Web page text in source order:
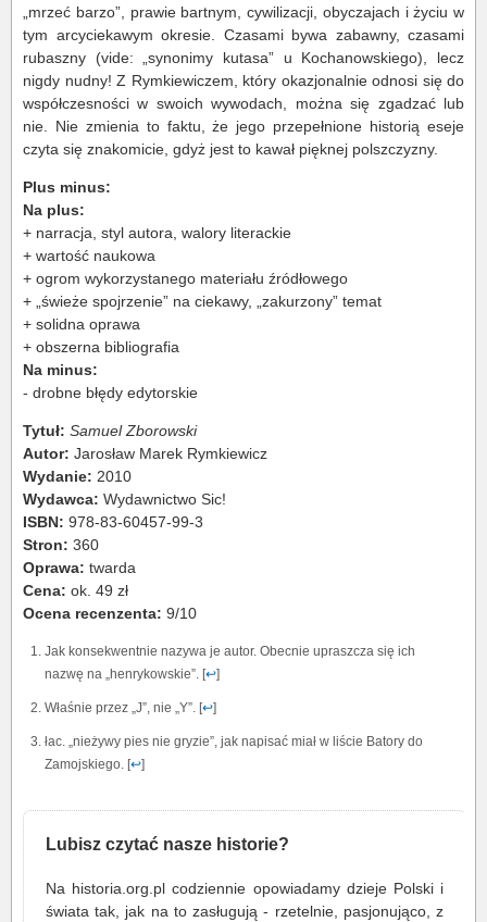
„mrzeć barzo”, prawie bartnym, cywilizacji, obyczajach i życiu w
tym arcyciekawym okresie. Czasami bywa zabawny, czasami
rubaszny (vide: „synonimy kutasa” u Kochanowskiego), lecz
nigdy nudny! Z Rymkiewiczem, który okazjonalnie odnosi się do
współczesności w swoich wywodach, można się zgadzać lub
nie. Nie zmienia to faktu, że jego przepełnione historią eseje
czyta się znakomicie, gdyż jest to kawał pięknej polszczyzny.
Plus minus:
Na plus:
+ narracja, styl autora, walory literackie
+ wartość naukowa
+ ogrom wykorzystanego materiału źródłowego
+ „świeże spojrzenie” na ciekawy, „zakurzony” temat
+ solidna oprawa
+ obszerna bibliografia
Na minus:
- drobne błędy edytorskie
Tytuł: Samuel Zborowski
Autor: Jarosław Marek Rymkiewicz
Wydanie: 2010
Wydawca: Wydawnictwo Sic!
ISBN: 978-83-60457-99-3
Stron: 360
Oprawa: twarda
Cena: ok. 49 zł
Ocena recenzenta: 9/10
Jak konsekwentnie nazywa je autor. Obecnie upraszcza się ich
nazwę na „henrykowskie”. [↩]
Właśnie przez „J”, nie „Y”. [↩]
łac. „nieżywy pies nie gryzie”, jak napisać miał w liście Batory do
Zamojskiego. [↩]
Lubisz czytać nasze historie?
Na historia.org.pl codziennie opowiadamy dzieje Polski i
świata tak, jak na to zasługują - rzetelnie, pasjonująco, z